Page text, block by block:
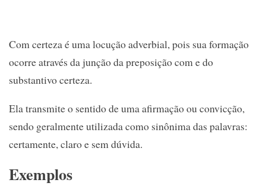
Com certeza é uma locução adverbial, pois sua formação
ocorre através da junção da preposição com e do
substantivo certeza.
Ela transmite o sentido de uma afirmação ou convicção,
sendo geralmente utilizada como sinônima das palavras:
certamente, claro e sem dúvida.
Exemplos